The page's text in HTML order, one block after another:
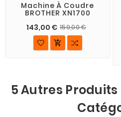
Machine À Coudre
BROTHER XN1700
143,00 € 159,00 €

5 Autres